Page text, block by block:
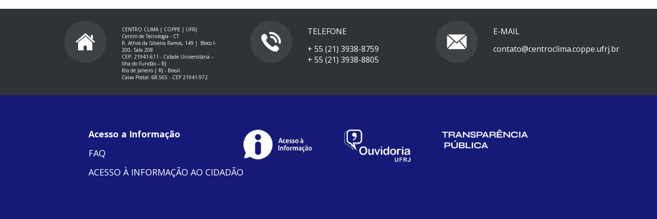
CENTRO CLIMA | COPPE | UFRJ
Centro de Tecnologia - CT
R. Athos da Silveira Ramos, 149 |
Bloco I-
200, Sala 208
CEP: 21941-611 - Cidade Universitária –
Ilha do Fundão – RJ
Rio de Janeiro | RJ - Brasil
Caixa Postal: 68.565 - CEP 21941-972
TELEFONE
+ 55 (21) 3938-8759
+ 55 (21) 3938-8805
E-MAIL
contato@centroclima.coppe.ufrj.br
Acesso a Informação
FAQ
ACESSO À INFORMAÇÃO AO CIDADÃO